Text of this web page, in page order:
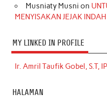
Musniaty Musni on
MENYISAKAN JEJAK
MY LINKED IN PROFILE
Ir. Amril Taufik Gobel, S.T,
HALAMAN